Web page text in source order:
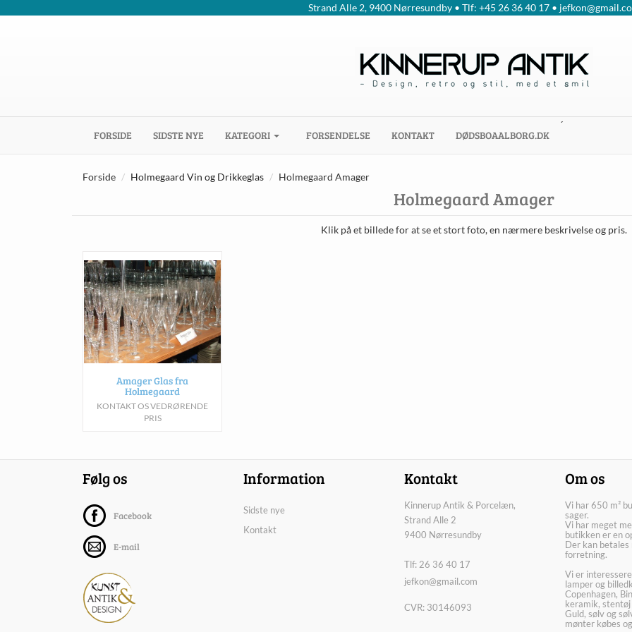
Strand Alle 2, 9400 Nørresundby • Tlf: +45 26 36 40 17 •
FORSIDE (CURRENT)
SIDSTE NYE KATEGORI FORSENDELSE KONTAKT DØDSBOAALBORG.DK
´
Forside Holmegaard Vin og Drikkeglas Holmegaard Amager
Holmegaard Amager
Klik på et billede for at se et stort foto, en nærmere beskrivelse og pris.
Amager Glas fra
Holmegaard
KONTAKT OS VEDRØRENDE
PRIS
Følg os
Facebook
E-mail
Information
Sidste nye
Kontakt
Kontakt
Kinnerup Antik & Porcelæn,
Strand Alle 2
9400 Nørresundby
Tlf: 26 36 40 17
jefkon@gmail.com
CVR: 30146093
Om os
Vi har 650 m²
sager.
Vi har meget
butikken er en
Der kan
forretning.
Vi er
lamper og
Copenhagen,
keramik,
Guld, sølv og
mønter købes